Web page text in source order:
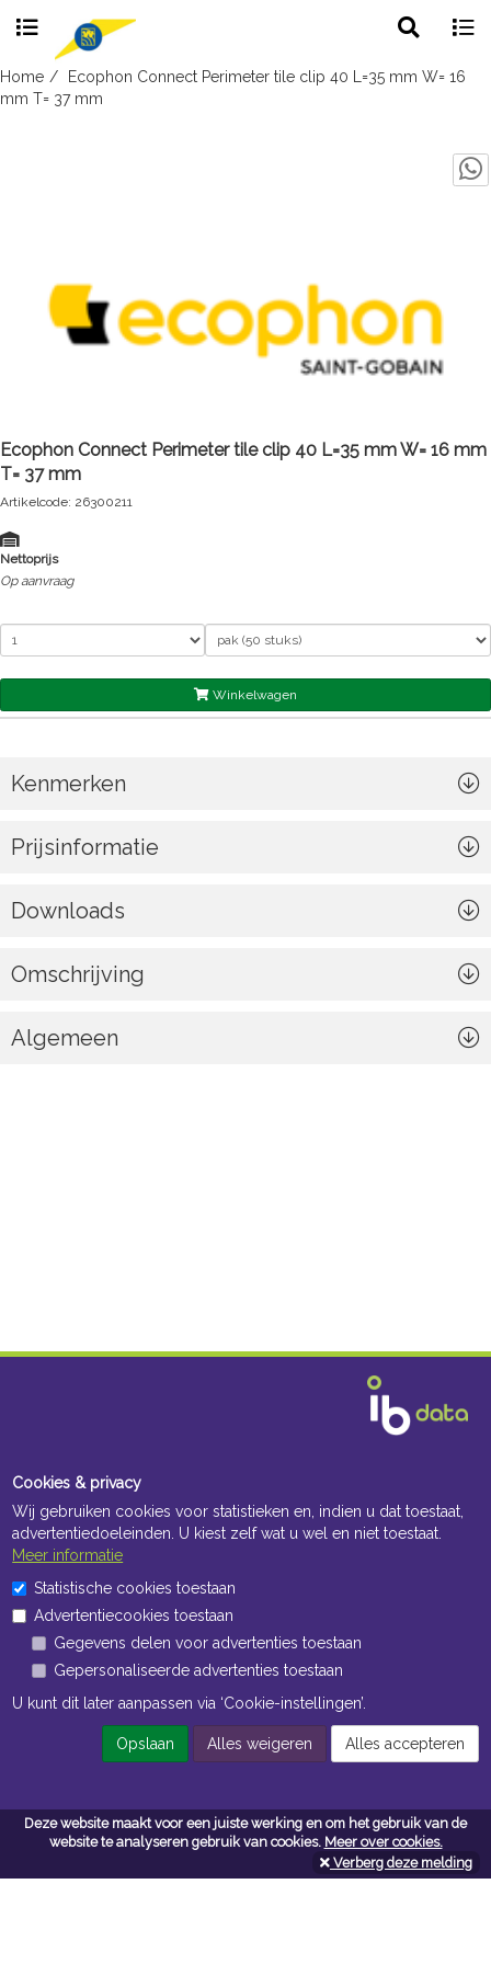
Deze website maakt voor een juiste werking en om het gebruik van de
website te analyseren gebruik van cookies. Meer over cookies.
Verberg deze melding
Skip
to
search
Home
Ecophon Connect Perimeter tile clip 40 L=35 mm W= 16
mm T= 37 mm
Ecophon Connect Perimeter tile clip 40 L=35 mm W= 16 mm
T= 37 mm
Artikelcode: 26300211
Nettoprijs
Op aanvraag
Winkelwagen
Kenmerken
Prijsinformatie
Downloads
Omschrijving
Algemeen
Openingstijden Kantoor
ma t/m vr 8:30 uur tot 17:00 uur
Openingstijden Magazijn
ma t/m vr 7:00 uur tot 16:30 uur
Navigatie
Algemene voorwaarden
Privacy
Cookies & privacy
Wij gebruiken cookies voor statistieken en, indien u dat toestaat,
advertentiedoeleinden. U kiest zelf wat u wel en niet toestaat.
Meer informatie
Statistische cookies toestaan
Advertentiecookies toestaan
Gegevens delen voor advertenties toestaan
Gepersonaliseerde advertenties toestaan
U kunt dit later aanpassen via ‘Cookie-instellingen’.
Opslaan Alles weigeren Alles accepteren